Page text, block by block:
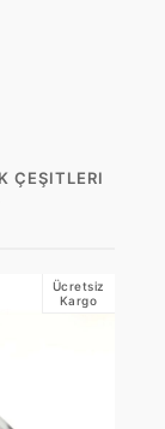
ÇEŞITLERI
Ücretsiz
Kargo